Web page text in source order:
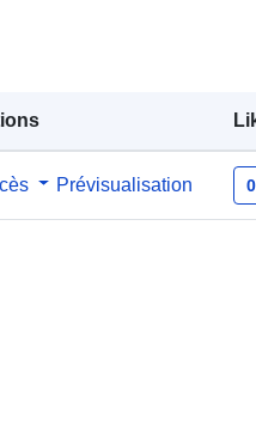
Prévisualisation 0
July 2026
Coordonnées: [ [ 8.5369327,
49.3268018 ], [ 8.5387565,